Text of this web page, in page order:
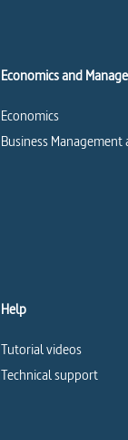
Economics and
Economics
Business
Help
Tutorial videos
Technical support